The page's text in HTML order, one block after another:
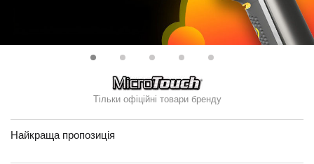
Тільки офіційні товари бренду
Найкраща пропозиція